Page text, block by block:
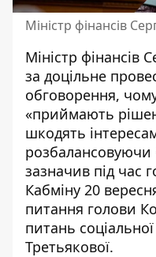
Міністр фінансів
Міністр фінансів
за доцільне
обговорення,
«приймають
шкодять
зазначив під час
Кабміну 20
питання голови
питань
Третьякової.